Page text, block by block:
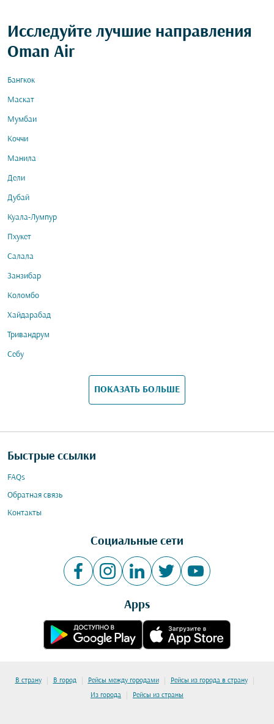
Исследуйте лучшие направления
Oman Air
Бангкок
Маскат
Мумбаи
Коччи
Манила
Дели
Дубай
Куала-Лумпур
Пхукет
Салала
Занзибар
Коломбо
Хайдарабад
Тривандрум
Себу
ПОКАЗАТЬ БОЛЬШЕ
Быстрые ссылки
FAQs
Обратная связь
Контакты
Социальные сети
Apps
В страну | В город | Рейсы между городами | Рейсы из города в страну |
Из города | Рейсы из страны